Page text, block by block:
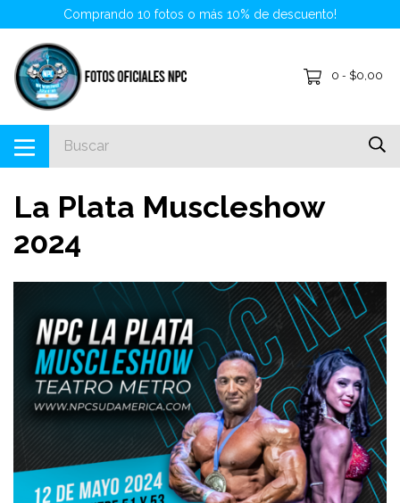
Comprando 10 fotos o más 10% de descuento!
0 - $0,00
La Plata Muscleshow
2024